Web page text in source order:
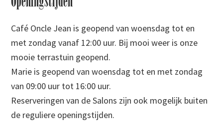
Café Oncle Jean is geopend van woensdag tot en
met zondag vanaf 12:00 uur. Bij mooi weer is onze
mooie terrastuin geopend.
Marie is geopend van woensdag tot en met zondag
van 09:00 uur tot 16:00 uur.
Reserveringen van de Salons zijn ook mogelijk buiten
de reguliere openingstijden.